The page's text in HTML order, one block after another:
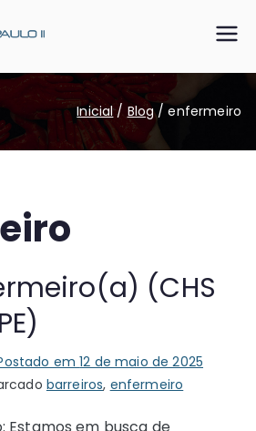
CHS João
Paulo II
Somos o SUS que dá certo
Inicial Blog enfermeiro
(CHS
em12 de maio de 2025
barreiros, enfermeiro